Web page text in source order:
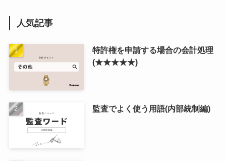
人気記事
特許権を申請する場合の会計処理
(★★★★★)
監査でよく使う用語(内部統制編)